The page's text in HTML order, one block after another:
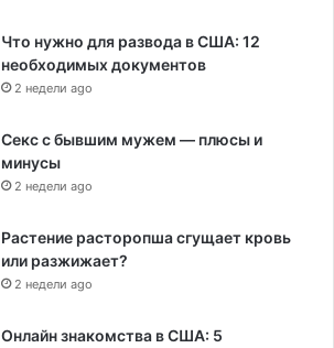
Что нужно для развода в США: 12
необходимых документов
2 недели ago
Секс с бывшим мужем — плюсы и
минусы
2 недели ago
Растение расторопша сгущает кровь
или разжижает?
2 недели ago
Онлайн знакомства в США: 5